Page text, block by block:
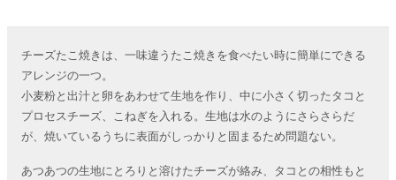
チーズたこ焼きは、一味違うたこ焼きを食べたい時に簡単にできる
アレンジの一つ。
小麦粉と出汁と卵をあわせて生地を作り、中に小さく切ったタコと
プロセスチーズ、こねぎを入れる。生地は水のようにさらさらだ
が、焼いているうちに表面がしっかりと固まるため問題ない。
あつあつの生地にとろりと溶けたチーズが絡み、タコとの相性もと